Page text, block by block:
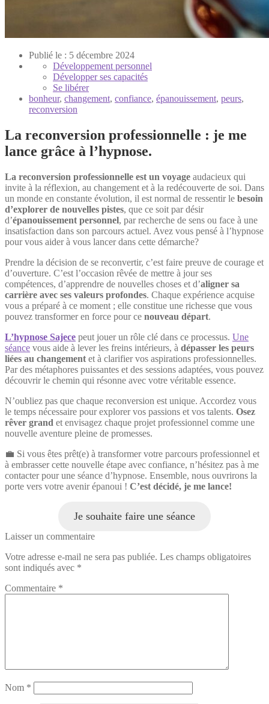
Publié le : 5 décembre 2024
Développement personnel
Développer ses capacités
Se libérer
bonheur, changement, confiance, épanouissement, peurs,
reconversion
La reconversion professionnelle : je me
lance grâce à l’hypnose.
La reconversion professionnelle est un voyage audacieux qui
invite à la réflexion, au changement et à la redécouverte de soi. Dans
un monde en constante évolution, il est normal de ressentir le besoin
d’explorer de nouvelles pistes, que ce soit par désir
d’épanouissement personnel, par recherche de sens ou face à une
insatisfaction dans son parcours actuel. Avez vous pensé à l’hypnose
pour vous aider à vous lancer dans cette démarche?
Prendre la décision de se reconvertir, c’est faire preuve de courage et
d’ouverture. C’est l’occasion rêvée de mettre à jour ses
compétences, d’apprendre de nouvelles choses et d’aligner sa
carrière avec ses valeurs profondes. Chaque expérience acquise
vous a préparé à ce moment ; elle constitue une richesse que vous
pouvez transformer en force pour ce nouveau départ.
L’hypnose Sajece peut jouer un rôle clé dans ce processus. Une
séance vous aide à lever les freins intérieurs, à dépasser les peurs
liées au changement et à clarifier vos aspirations professionnelles.
Par des métaphores puissantes et des sessions adaptées, vous pouvez
découvrir le chemin qui résonne avec votre véritable essence.
N’oubliez pas que chaque reconversion est unique. Accordez vous
le temps nécessaire pour explorer vos passions et vos talents. Osez
rêver grand et envisagez chaque projet professionnel comme une
nouvelle aventure pleine de promesses.
💼 Si vous êtes prêt(e) à transformer votre parcours professionnel et
à embrasser cette nouvelle étape avec confiance, n’hésitez pas à me
contacter pour une séance d’hypnose. Ensemble, nous ouvrirons la
porte vers votre avenir épanoui ! C’est décidé, je me lance!
Je souhaite faire une séance
Laisser un commentaire
Votre adresse e-mail ne sera pas publiée. Les champs obligatoires
sont indiqués avec *
Commentaire *
Nom *